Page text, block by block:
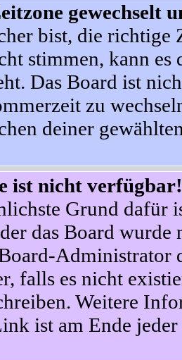
gewechselt
bist, die richtige
stimmen, kann es
Das Board ist
zu
deiner
ist nicht verfügbar!
Grund dafür
das Board wurde
Administrator
falls es nicht
Weitere
ist am Ende jeder